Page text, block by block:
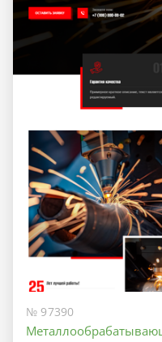
№ 97390